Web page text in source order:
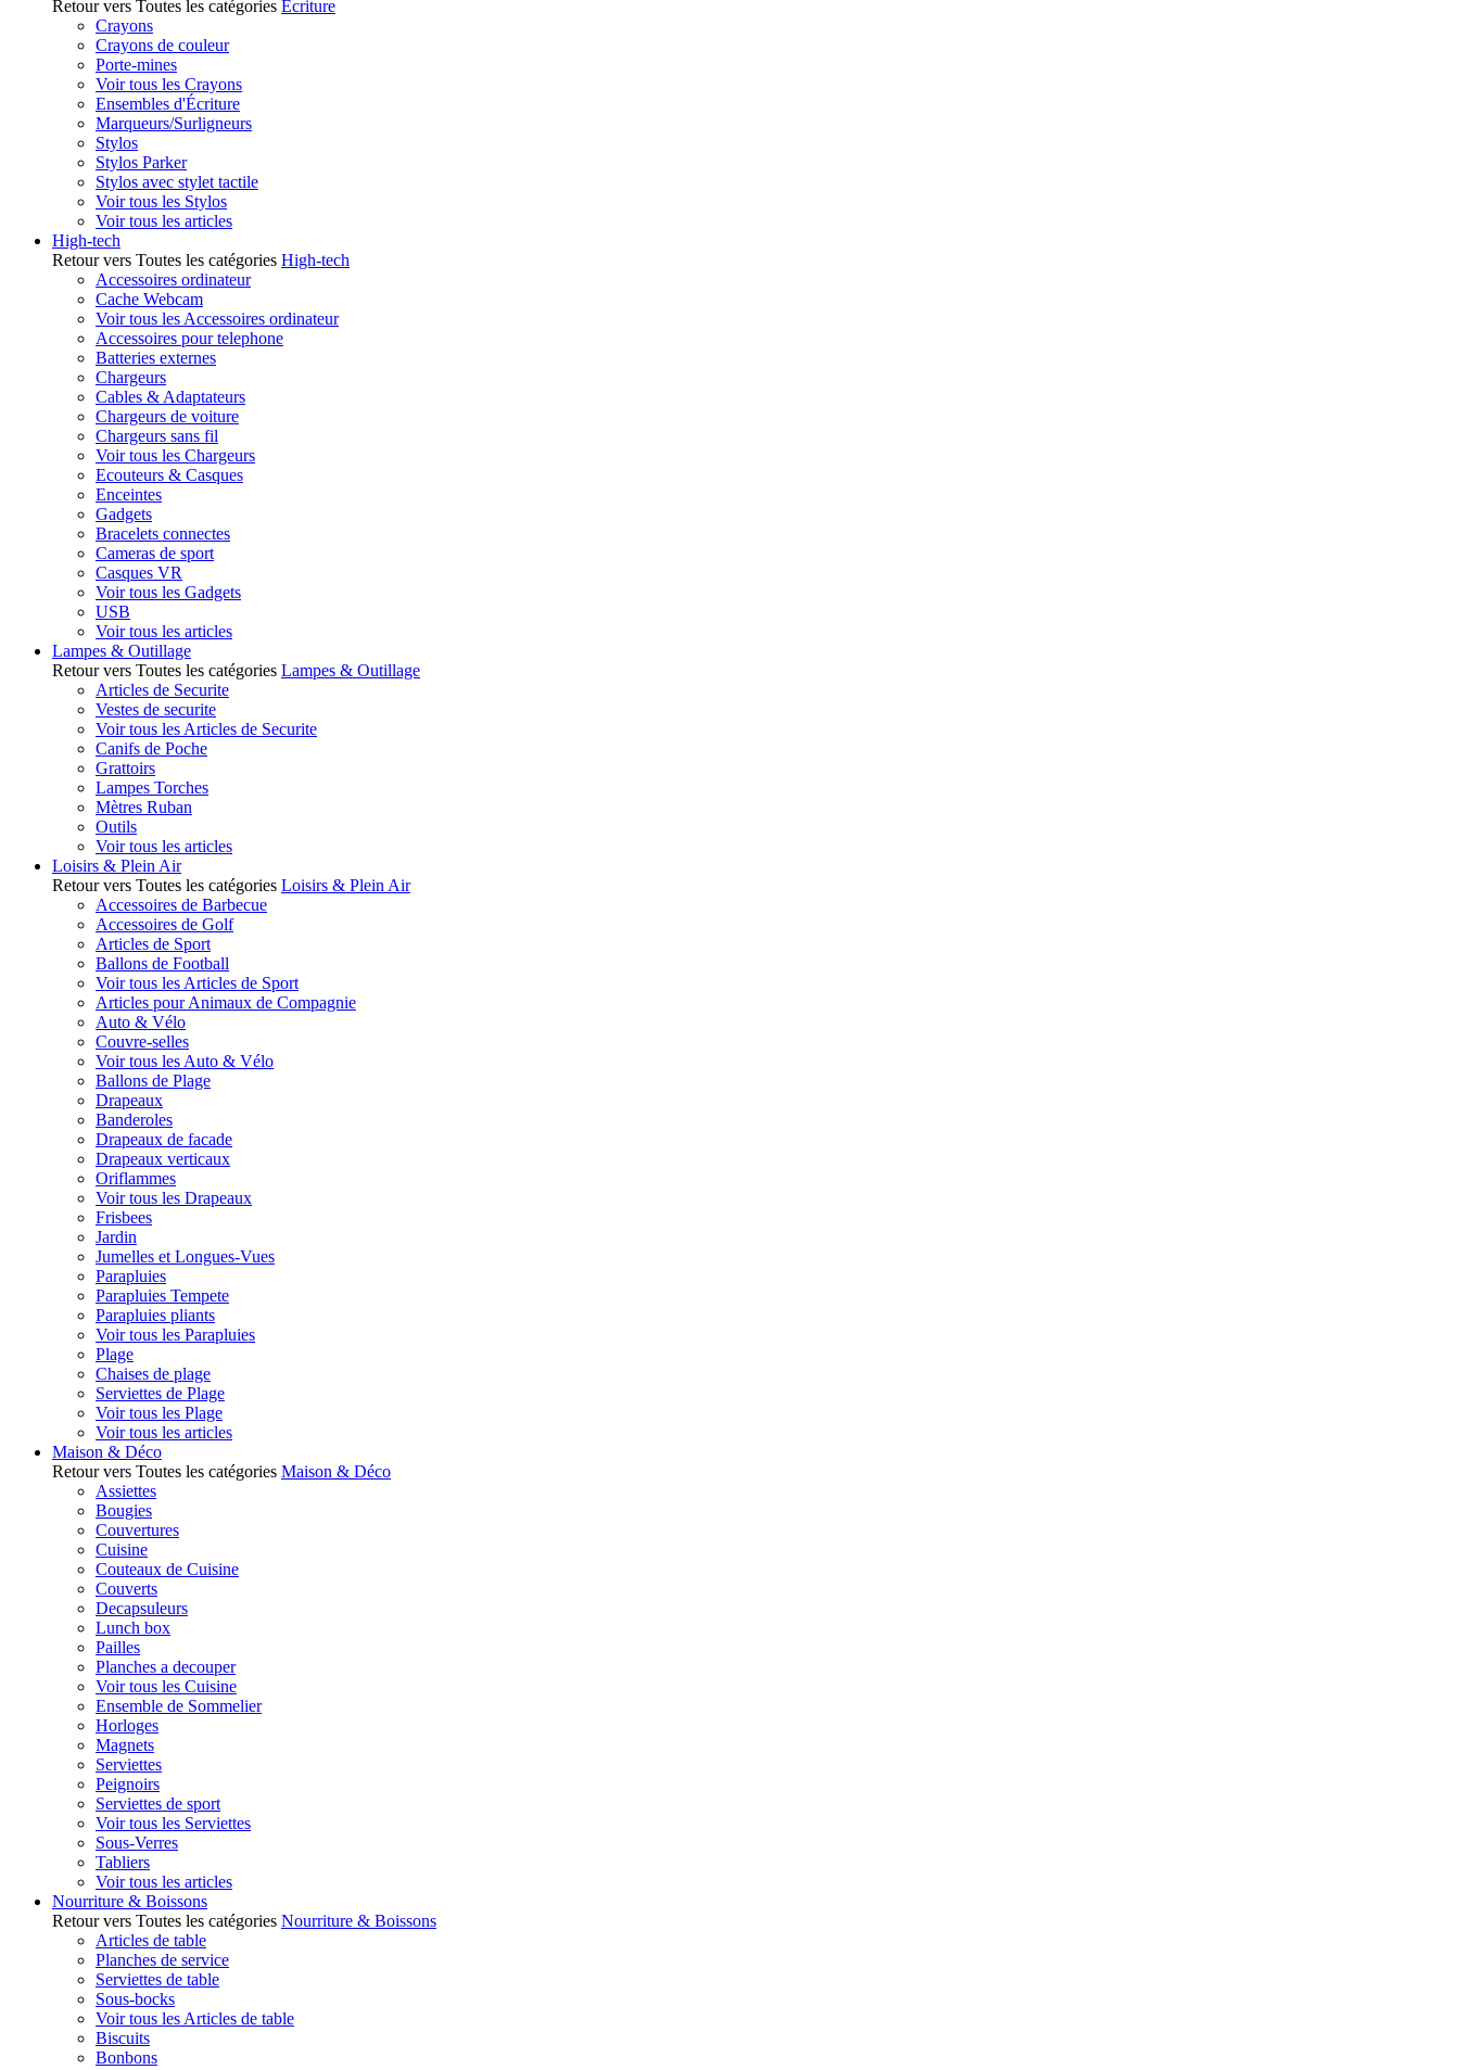
Retour vers Toutes les catégories Ecriture
Crayons
Crayons de couleur
Porte-mines
Voir tous les Crayons
Ensembles d'Écriture
Marqueurs/Surligneurs
Stylos
Stylos Parker
Stylos avec stylet tactile
Voir tous les Stylos
Voir tous les articles
High-tech
Retour vers Toutes les catégories High-tech
Accessoires ordinateur
Cache Webcam
Voir tous les Accessoires ordinateur
Accessoires pour telephone
Batteries externes
Chargeurs
Cables & Adaptateurs
Chargeurs de voiture
Chargeurs sans fil
Voir tous les Chargeurs
Ecouteurs & Casques
Enceintes
Gadgets
Bracelets connectes
Cameras de sport
Casques VR
Voir tous les Gadgets
USB
Voir tous les articles
Lampes & Outillage
Retour vers Toutes les catégories Lampes & Outillage
Articles de Securite
Vestes de securite
Voir tous les Articles de Securite
Canifs de Poche
Grattoirs
Lampes Torches
Mètres Ruban
Outils
Voir tous les articles
Loisirs & Plein Air
Retour vers Toutes les catégories Loisirs & Plein Air
Accessoires de Barbecue
Accessoires de Golf
Articles de Sport
Ballons de Football
Voir tous les Articles de Sport
Articles pour Animaux de Compagnie
Auto & Vélo
Couvre-selles
Voir tous les Auto & Vélo
Ballons de Plage
Drapeaux
Banderoles
Drapeaux de facade
Drapeaux verticaux
Oriflammes
Voir tous les Drapeaux
Frisbees
Jardin
Jumelles et Longues-Vues
Parapluies
Parapluies Tempete
Parapluies pliants
Voir tous les Parapluies
Plage
Chaises de plage
Serviettes de Plage
Voir tous les Plage
Voir tous les articles
Maison & Déco
Retour vers Toutes les catégories Maison & Déco
Assiettes
Bougies
Couvertures
Cuisine
Couteaux de Cuisine
Couverts
Decapsuleurs
Lunch box
Pailles
Planches a decouper
Voir tous les Cuisine
Ensemble de Sommelier
Horloges
Magnets
Serviettes
Peignoirs
Serviettes de sport
Voir tous les Serviettes
Sous-Verres
Tabliers
Voir tous les articles
Nourriture & Boissons
Retour vers Toutes les catégories Nourriture & Boissons
Articles de table
Planches de service
Serviettes de table
Sous-bocks
Voir tous les Articles de table
Biscuits
Bonbons